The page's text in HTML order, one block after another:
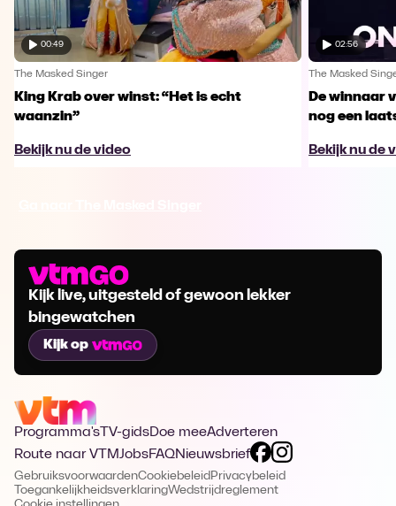
00:49
The Masked Singer
King Krab over winst: “Het is echt
waanzin”
Bekijk nu de video
02:56
The Masked
De winnaar
nog een
Bekijk nu de
Kijk live, uitgesteld of gewoon lekker
bingewatchen
Kijk op
Programma's TV-gidsDoe meeAdverteren
Route naar VTMJobsFAQNieuwsbrief
GebruiksvoorwaardenCookiebeleid Privacybeleid
ToegankelijkheidsverklaringWedstrijdreglement